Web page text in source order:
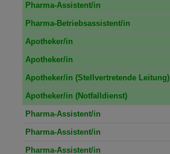
Pharma-Assistent/in
Pharma-Betriebsassistent/in
Apotheker/in
Apotheker/in
Apotheker/in (Stellvertretende Leitung)
Apotheker/in (Notfalldienst)
Pharma-Assistent/in
Pharma-Assistent/in
Pharma-Assistent/in